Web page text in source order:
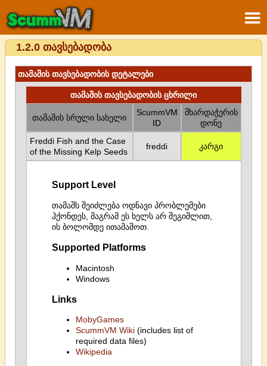
1.2.0 თავსებადობა
თამაშის თავსებადობის დეტალები
თამაშის თავსებადობის ცხრილი
თამაშის სრული სახელი
ScummVM
ID
მხარდაჭერის
დონე
Freddi Fish and the Case
of the Missing Kelp Seeds
freddi კარგი
Support Level
თამაშს შეიძლება ოდნავი პრობლემები
ჰქონდეს, მაგრამ ეს ხელს არ შეგიშლით,
ის ბოლომდე ითამაშოთ.
Supported Platforms
Macintosh
Windows
Links
MobyGames
ScummVM Wiki(includes list of
required data files)
Wikipedia